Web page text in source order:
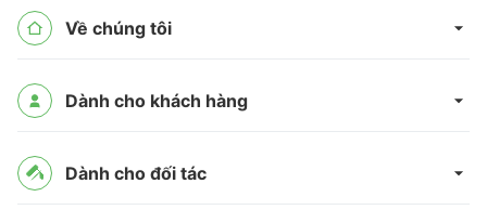
Về chúng tôi
Dành cho khách hàng
Dành cho đối tác